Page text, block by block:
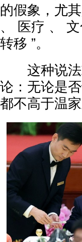
的假象，尤
、 医疗 、
转移 ”。
这种说法
论：无论是
都不高于温